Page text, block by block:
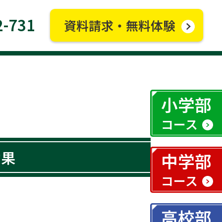
731 資料請求・無料体験
小学部
コース
中学部
コース